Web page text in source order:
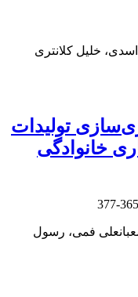
خلیل کلانتری
تولیدات
خانوادگی
365-377
فمی، رسول